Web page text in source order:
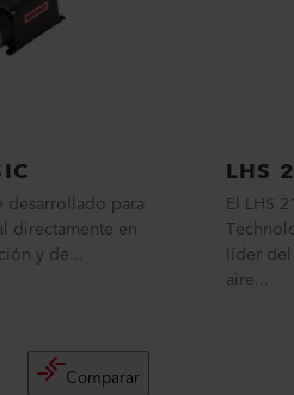
desarrollado para
directamente en
y de...
Comparar
LHS
El LHS
líder
aire...